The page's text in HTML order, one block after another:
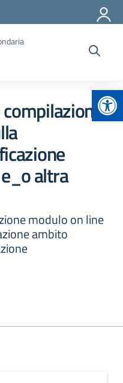
altra
modulo on line
ambito